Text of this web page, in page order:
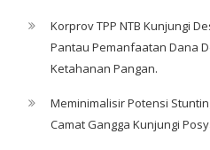
Korprov TPP NTB Kunjungi
Pantau Pemanfaatan Dana
Ketahanan Pangan.
Meminimalisir Potensi
Camat Gangga Kunjungi